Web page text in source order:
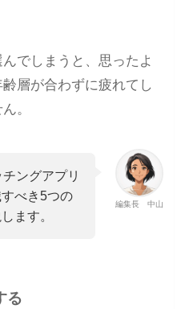
でしまうと、思ったよ
層が合わずに疲れてし
。
編集長 中山
ングアプリ
べき5つの
ます。
る